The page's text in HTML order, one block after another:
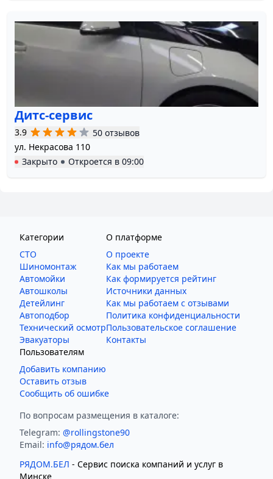
Дитс-cервис
3.9
50 отзывов
ул. Некрасова 110
Закрыто
Откроется в 09:00
Категории
СТО
Шиномонтаж
Автомойки
Автошколы
Детейлинг
Автоподбор
Технический осмотр
Эвакуаторы
О платформе
О проекте
Как мы работаем
Как формируется рейтинг
Источники данных
Как мы работаем с отзывами
Политика конфиденциальности
Пользовательское соглашение
Контакты
Пользователям
Добавить компанию
Оставить отзыв
Сообщить об ошибке
По вопросам размещения в каталоге:
Telegram: @rollingstone90
Email: info@рядом.бел
РЯДОМ.БЕЛ - Cервис поиска компаний и услуг в
Минске